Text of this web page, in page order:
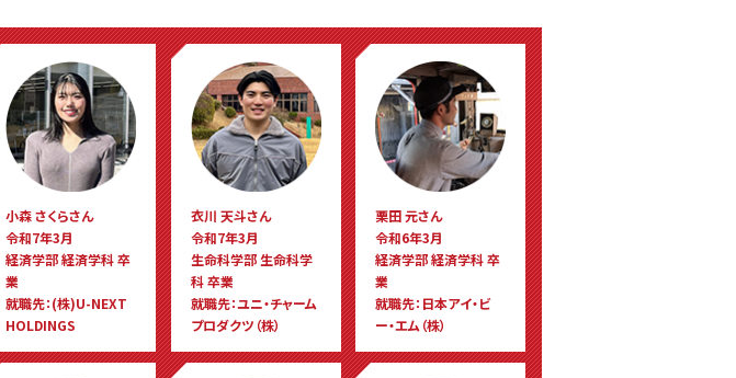
小森 さくらさん
令和7年3月
経済学部 経済学科 卒
業
就職先：(株)U-NEXT
HOLDINGS
衣川 天斗さん
令和7年3月
生命科学部 生命科学
科 卒業
就職先：ユニ・チャーム
プロダクツ（株）
栗田 元さん
令和6年3月
経済学部 経済学科 卒
業
就職先：日本アイ・ビ
ー・エム（株）